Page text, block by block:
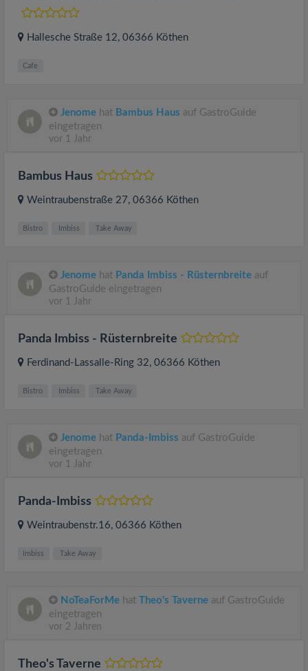
Hallesche Straße 12, 06366 Köthen
Cafe
Jenome hat Bambus Haus auf GastroGuide
eingetragen
vor 1 Jahr
Bambus Haus
Weintraubenstraße 27, 06366 Köthen
Bistro Imbiss Take Away
Jenome hat Panda Imbiss - Rüsternbreite auf
GastroGuide eingetragen
vor 1 Jahr
Panda Imbiss - Rüsternbreite
Ferdinand-Lassalle-Ring 32, 06366 Köthen
Bistro Imbiss Take Away
Jenome hat Panda-Imbiss auf GastroGuide
eingetragen
vor 1 Jahr
Panda-Imbiss
Weintraubenstr.16, 06366 Köthen
Imbiss Take Away
NoTeaForMe hat Theo's Taverne auf GastroGuide
eingetragen
vor 2 Jahren
Theo's Taverne